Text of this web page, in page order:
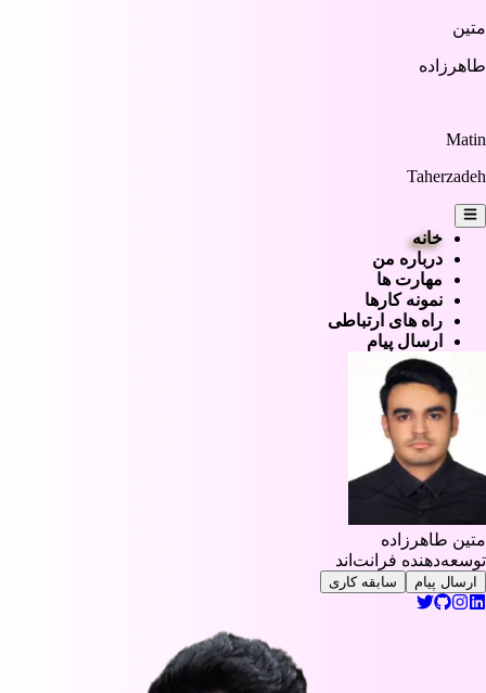
متین
طاهرزاده
Matin
Taherzadeh
خانه
درباره من
مهارت ها
نمونه کارها
راه های ارتباطی
ارسال پیام
متین طاهرزاده
توسعه‌دهنده فرانت‌اند
ارسال پیام سابقه کاری